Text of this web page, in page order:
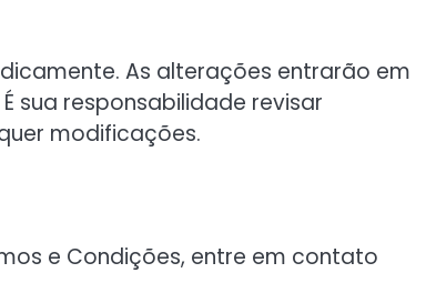
As alterações entrarão em
sua responsabilidade revisar
modificações.
e Condições, entre em contato